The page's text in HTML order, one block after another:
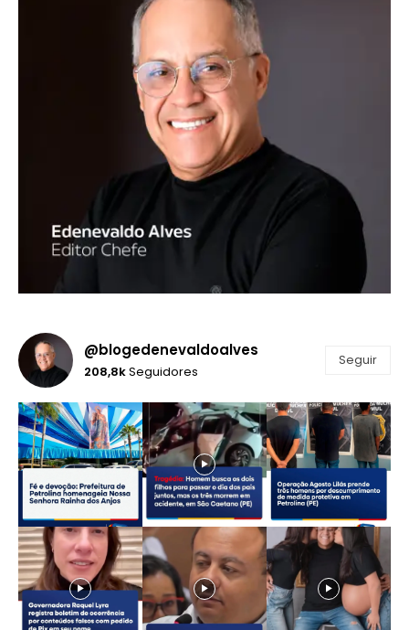
@blogedenevaldoalves
208,8kSeguidores
Seguir